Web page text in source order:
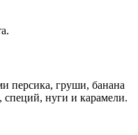
персика, груши, банана
специй, нуги и карамели.